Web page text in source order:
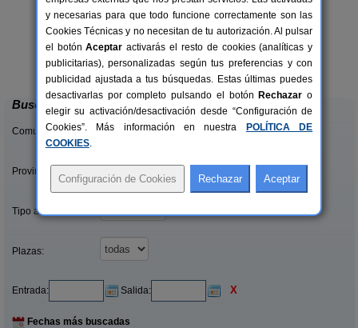
3+1 pers.
desde25 €
Las Golondrinas
Blanca (Murcia)
Buscar
Comunidades:
Provincias/Islas:
Tipo alquiler:
Plazas:
Entrada: Salida: X
Fechas más buscadas
y necesarias para que todo funcione correctamente son las
Cookies Técnicas y no necesitan de tu autorización. Al pulsar
el botónAceptar activarás el resto de cookies (analíticas y
publicitarias), personalizadas según tus preferencias y con
publicidad ajustada a tus búsquedas. Estas últimas puedes
desactivarlas por completo pulsando el botón Rechazar o
elegir su activación/desactivación desde “Configuración de
Cookies”. Más información en nuestra
POLÍTICA DE
COOKIES.